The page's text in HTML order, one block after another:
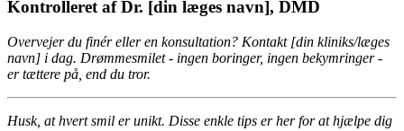
Kontrolleret af Dr. [din læges navn], DMD
Overvejer du finér eller en konsultation? Kontakt [din kliniks/læges
navn] i dag. Drømmesmilet - ingen boringer, ingen bekymringer -
er tættere på, end du tror.
Husk, at hvert smil er unikt. Disse enkle tips er her for at hjælpe dig